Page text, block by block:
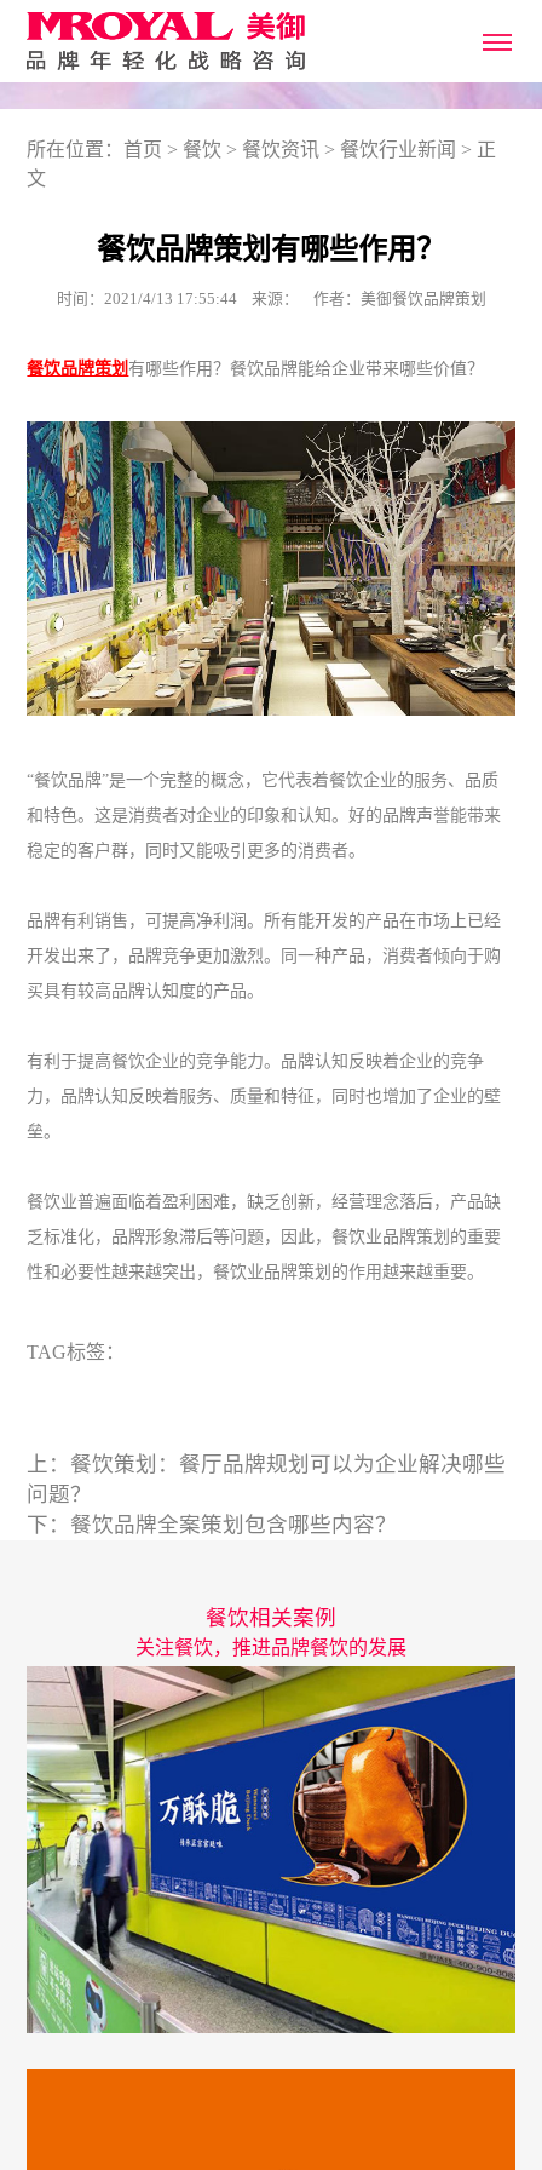
所在位置： 首页 > 餐饮 > 餐饮资讯 > 餐饮行业新闻 > 正
文
餐饮品牌策划有哪些作用？
时间：2021/4/13 17:55:44 来源： 作者：美御餐饮品牌策划
餐饮品牌策划 有哪些作用？餐饮品牌能给企业带来哪些价值？
“餐饮品牌”是一个完整的概念，它代表着餐饮企业的服务、品质
和特色。这是消费者对企业的印象和认知。好的品牌声誉能带来
稳定的客户群，同时又能吸引更多的消费者。
品牌有利销售，可提高净利润。所有能开发的产品在市场上已经
开发出来了，品牌竞争更加激烈。同一种产品，消费者倾向于购
买具有较高品牌认知度的产品。
有利于提高餐饮企业的竞争能力。品牌认知反映着企业的竞争
力，品牌认知反映着服务、质量和特征，同时也增加了企业的壁
垒。
餐饮业普遍面临着盈利困难，缺乏创新，经营理念落后，产品缺
乏标准化，品牌形象滞后等问题，因此，餐饮业品牌策划的重要
性和必要性越来越突出，餐饮业品牌策划的作用越来越重要。
TAG标签：
上： 餐饮策划：餐厅品牌规划可以为企业解决哪些
问题？
下： 餐饮品牌全案策划包含哪些内容？
餐饮相关案例
关注餐饮，推进品牌餐饮的发展